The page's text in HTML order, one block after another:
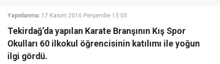
Yayınlanma: 17 Kasım 2016 Perşembe 13:00
Tekirdağ’da yapılan Karate Branşının Kış Spor
Okulları 60 ilkokul öğrencisinin katılımı ile yoğun
ilgi gördü.